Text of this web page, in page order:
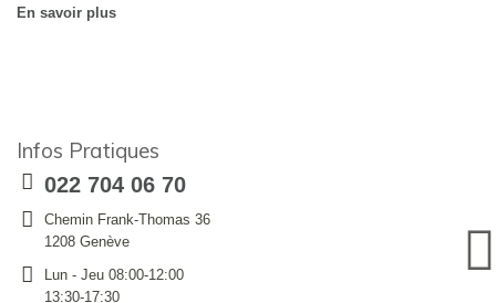
En savoir plus
Infos Pratiques
022 704 06 70
Chemin Frank-Thomas 36
1208 Genève
Lun - Jeu 08:00-12:00
13:30-17:30